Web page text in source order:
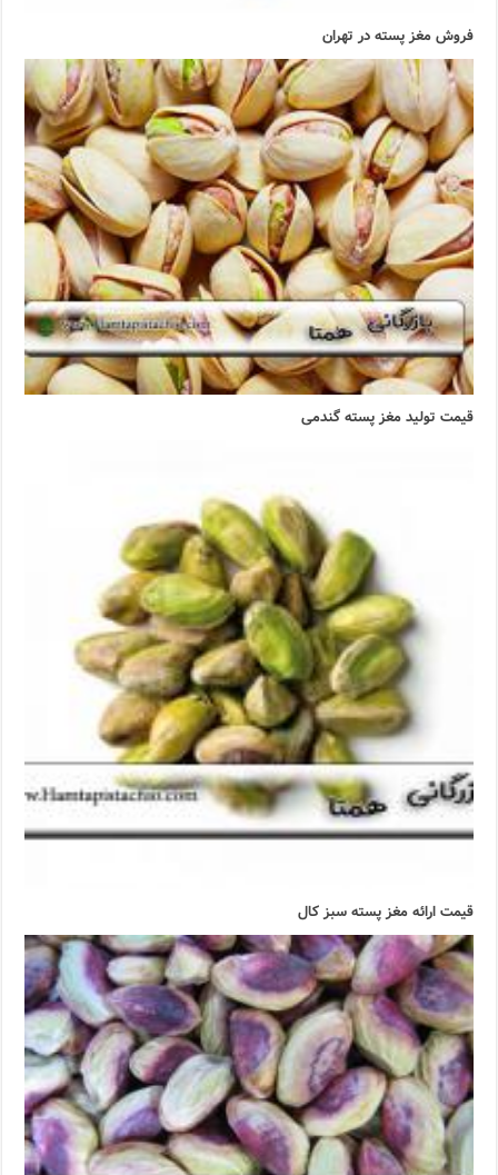
فروش مغز پسته در تهران
قیمت تولید مغز پسته گندمی
قیمت ارائه مغز پسته سبز کال